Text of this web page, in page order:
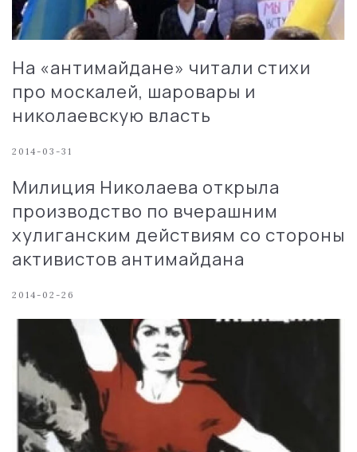
На «антимайдане» читали стихи
про москалей, шаровары и
николаевскую власть
2014-03-31
Милиция Николаева открыла
производство по вчерашним
хулиганским действиям со стороны
активистов антимайдана
2014-02-26